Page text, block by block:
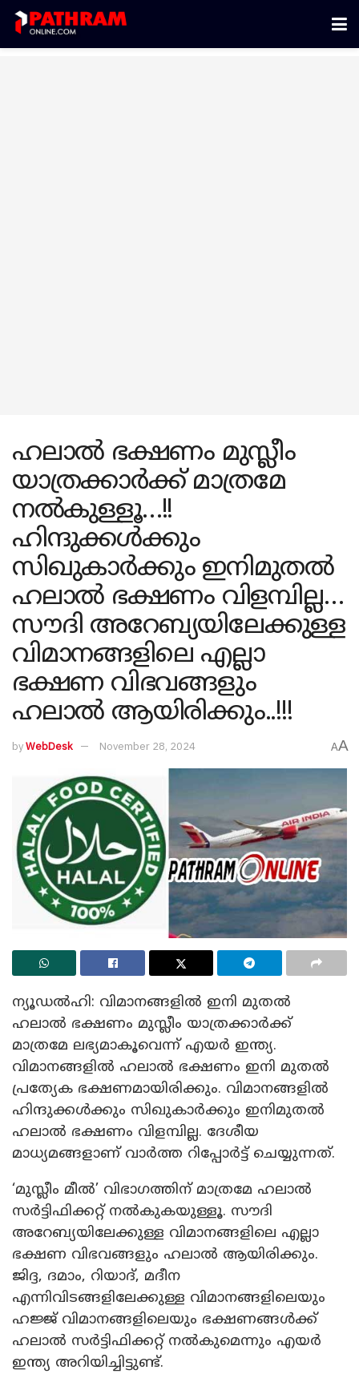
ഹലാൽ ഭക്ഷണം മുസ്ലീം
യാത്രക്കാർക്ക് മാത്രമേ
നൽകുള്ളൂ…!!
ഹിന്ദുക്കൾക്കും
സിഖുകാർക്കും ഇനിമുതൽ
ഹലാൽ ഭക്ഷണം വിളമ്പില്ല…
സൗദി അറേബ്യയിലേക്കുള്ള
വിമാനങ്ങളിലെ എല്ലാ
ഭക്ഷണ വിഭവങ്ങളും
ഹലാൽ ആയിരിക്കും..!!!
byWebDesk November 28, 2024 AA
ന്യൂഡൽഹി: വിമാനങ്ങളിൽ ഇനി മുതൽ
ഹലാൽ ഭക്ഷണം മുസ്ലീം യാത്രക്കാർക്ക്
മാത്രമേ ലഭ്യമാകൂവെന്ന് എയർ ഇന്ത്യ.
വിമാനങ്ങളിൽ ഹലാൽ ഭക്ഷണം ഇനി മുതൽ
പ്രത്യേക ഭക്ഷണമായിരിക്കും. വിമാനങ്ങളിൽ
ഹിന്ദുക്കൾക്കും സിഖുകാർക്കും ഇനിമുതൽ
ഹലാൽ ഭക്ഷണം വിളമ്പില്ല. ദേശീയ
മാധ്യമങ്ങളാണ് വാർത്ത റിപ്പോർട്ട് ചെയ്യുന്നത്.
‘മുസ്ലീം മീൽ’ വിഭാ​ഗത്തിന് മാത്രമേ ഹലാൽ
സ‍ർട്ടിഫിക്കറ്റ് നൽകുകയുള്ളൂ. സൗദി
അറേബ്യയിലേക്കുള്ള വിമാനങ്ങളിലെ എല്ലാ
ഭക്ഷണ വിഭവങ്ങളും ഹലാൽ ആയിരിക്കും.
ജിദ്ദ, ദമാം, റിയാദ്, മദീന
എന്നിവിടങ്ങളിലേക്കുള്ള വിമാനങ്ങളിലെയും
ഹജ്ജ് വിമാനങ്ങളിലെയും ഭക്ഷണങ്ങൾക്ക്
ഹലാൽ സർട്ടിഫിക്കറ്റ് നൽകുമെന്നും എയർ
ഇന്ത്യ അറിയിച്ചിട്ടുണ്ട്.